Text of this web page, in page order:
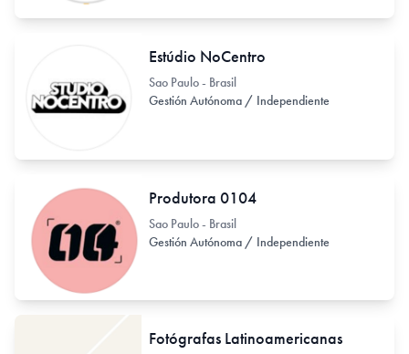
Estúdio NoCentro
Sao Paulo - Brasil
Gestión Autónoma / Independiente
Produtora 0104
Sao Paulo - Brasil
Gestión Autónoma / Independiente
Fotógrafas Latinoamericanas